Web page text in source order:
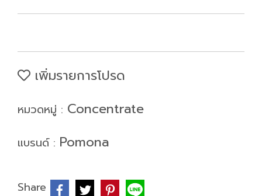
เพิ่มรายการโปรด
หมวดหมู่ : Concentrate
แบรนด์ : Pomona
Share